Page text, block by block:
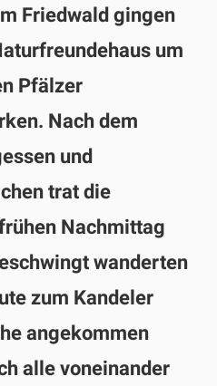
Friedwald gingen
um
Pfälzer
Nach dem
und
trat die
Nachmittag
wanderten
zum Kandeler
angekommen
alle voneinander